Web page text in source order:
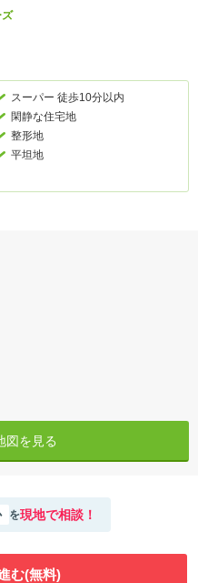
スーパー 徒歩10分以内
閑静な住宅地
整形地
平坦地
図を見る
を現地で相談！
む(無料)